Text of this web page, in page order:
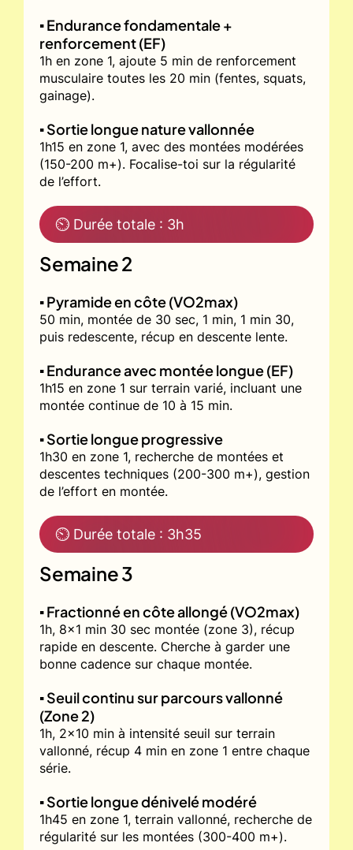
▪️ Endurance fondamentale +
renforcement (EF)
1h en zone 1, ajoute 5 min de renforcement
musculaire toutes les 20 min (fentes, squats,
gainage).
▪️ Sortie longue nature vallonnée
1h15 en zone 1, avec des montées modérées
(150-200 m+). Focalise-toi sur la régularité
de l’effort.
⏲ Durée totale : 3h
Semaine 2
▪️ Pyramide en côte (VO2max)
50 min, montée de 30 sec, 1 min, 1 min 30,
puis redescente, récup en descente lente.
▪️ Endurance avec montée longue (EF)
1h15 en zone 1 sur terrain varié, incluant une
montée continue de 10 à 15 min.
▪️ Sortie longue progressive
1h30 en zone 1, recherche de montées et
descentes techniques (200-300 m+), gestion
de l’effort en montée.
⏲ Durée totale : 3h35
Semaine 3
▪️ Fractionné en côte allongé (VO2max)
1h, 8x1 min 30 sec montée (zone 3), récup
rapide en descente. Cherche à garder une
bonne cadence sur chaque montée.
▪️ Seuil continu sur parcours vallonné
(Zone 2)
1h, 2x10 min à intensité seuil sur terrain
vallonné, récup 4 min en zone 1 entre chaque
série.
▪️ Sortie longue dénivelé modéré
1h45 en zone 1, terrain vallonné, recherche de
régularité sur les montées (300-400 m+).